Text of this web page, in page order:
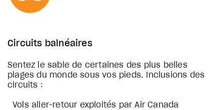
Circuits balnéaires
Sentez le sable de certaines des plus belles
plages du monde sous vos pieds. Inclusions des
circuits :
Vols aller-retour exploités par Air Canada